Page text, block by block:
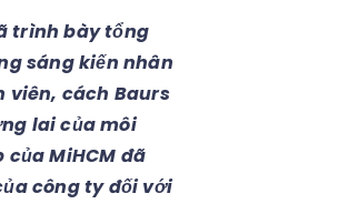
trình bày tổng
sáng kiến nhân
viên, cách Baurs
lai của môi
MiHCM đã
công ty đối với